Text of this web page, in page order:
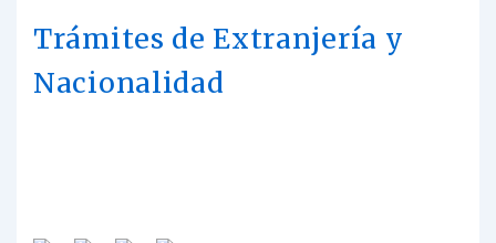
Trámites de Extranjería y
Nacionalidad